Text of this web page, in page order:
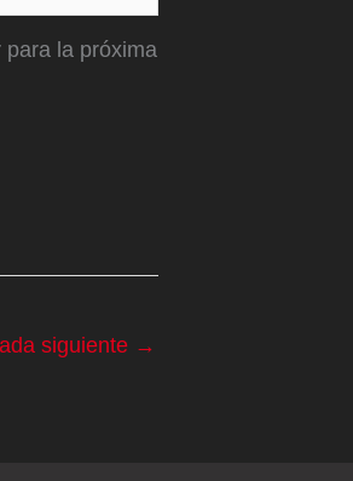
la próxima
siguiente →